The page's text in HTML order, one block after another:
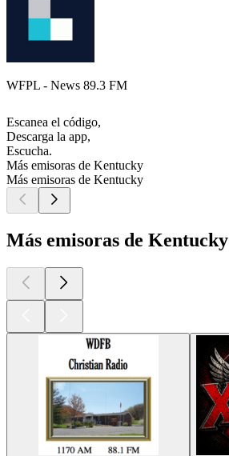
WFPL - News 89.3 FM
Escanea el código,
Descarga la app,
Escucha.
Más emisoras de Kentucky
Más emisoras de Kentucky
Más emisoras de Kentucky